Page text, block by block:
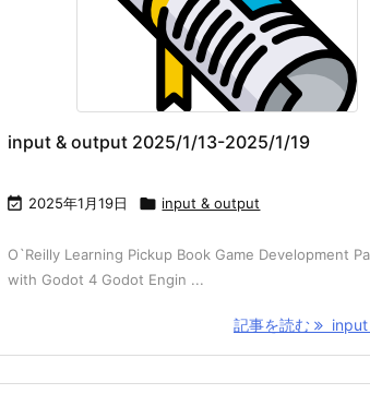
input & output 2025/1/13-2025/1/19
 2025年1月19日  input & output
O`Reilly Learning Pickup Book Game Development
with Godot 4 Godot Engin ...
記事を読む